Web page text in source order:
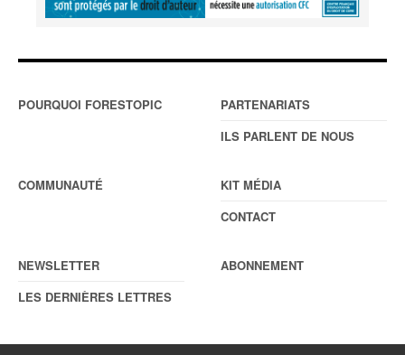
POURQUOI FORESTOPIC
PARTENARIATS
ILS PARLENT DE NOUS
COMMUNAUTÉ
KIT MÉDIA
CONTACT
NEWSLETTER
LES DERNIÈRES LETTRES
ABONNEMENT